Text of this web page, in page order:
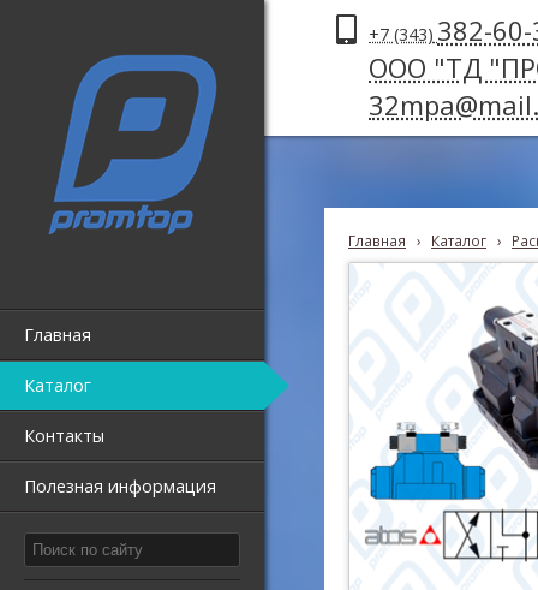
Главная
Каталог
Контакты
Полезная информация
+7 (343) 382-
ООО "ТД
Главная › Каталог ›